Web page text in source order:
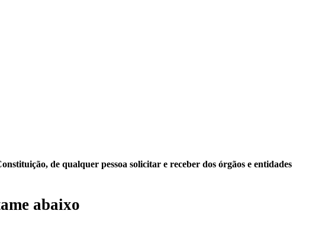
de qualquer pessoa solicitar e receber dos órgãos e entidades
abaixo